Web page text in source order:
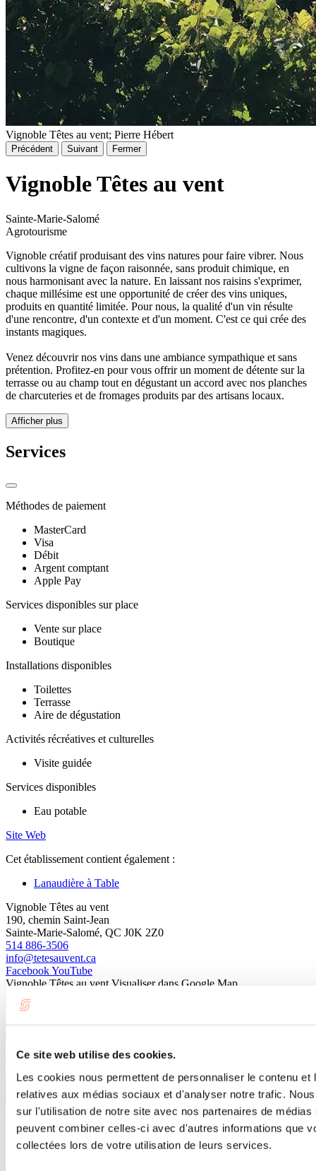
Ce site web utilise des cookies.
Les cookies nous permettent de personnaliser le contenu
relatives aux médias sociaux et d'analyser notre trafic.
sur l'utilisation de notre site avec nos partenaires de
peuvent combiner celles-ci avec d'autres informations que
collectées lors de votre utilisation de leurs services.
Vignoble Têtes au vent; Pierre Hébert
Précédent Suivant Fermer
Vignoble Têtes au vent
Sainte-Marie-Salomé
Agrotourisme
Vignoble créatif produisant des vins natures pour faire vibrer. Nous
cultivons la vigne de façon raisonnée, sans produit chimique, en
nous harmonisant avec la nature. En laissant nos raisins s'exprimer,
chaque millésime est une opportunité de créer des vins uniques,
produits en quantité limitée. Pour nous, la qualité d'un vin résulte
d'une rencontre, d'un contexte et d'un moment. C'est ce qui crée des
instants magiques.
Venez découvrir nos vins dans une ambiance sympathique et sans
prétention. Profitez-en pour vous offrir un moment de détente sur la
terrasse ou au champ tout en dégustant un accord avec nos planches
de charcuteries et de fromages produits par des artisans locaux.
Afficher plus
Services
Méthodes de paiement
MasterCard
Visa
Débit
Argent comptant
Apple Pay
Services disponibles sur place
Vente sur place
Boutique
Installations disponibles
Toilettes
Terrasse
Aire de dégustation
Activités récréatives et culturelles
Visite guidée
Services disponibles
Eau potable
Site Web
Cet établissement contient également :
Lanaudière à Table
Vignoble Têtes au vent
190, chemin Saint-Jean
Sainte-Marie-Salomé, QC J0K 2Z0
514 886-3506
info@tetesauvent.ca
FacebookYouTube
Vignoble Têtes au vent Visualiser dans Google Map
Visualiser dans Google Map
Distillerie Les Esprits Tordus L'Assomption
Agrotourisme Visualiser dans Google Map
À lire sur le blogue